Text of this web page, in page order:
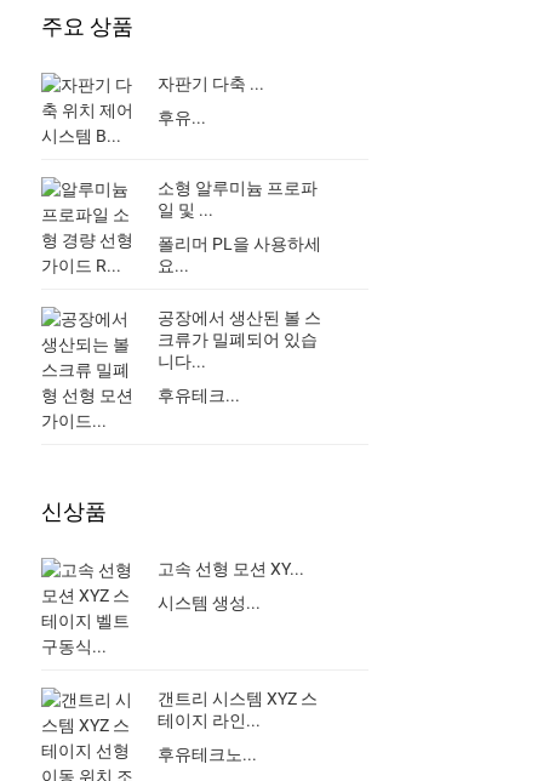
주요 상품
자판기 다축 ...
후유...
소형 알루미늄 프로파
일 및 ...
폴리머 PL을 사용하세
요...
공장에서 생산된 볼 스
크류가 밀폐되어 있습
니다...
후유테크...
신상품
고속 선형 모션 XY...
시스템 생성...
갠트리 시스템 XYZ 스
테이지 라인...
후유테크노...